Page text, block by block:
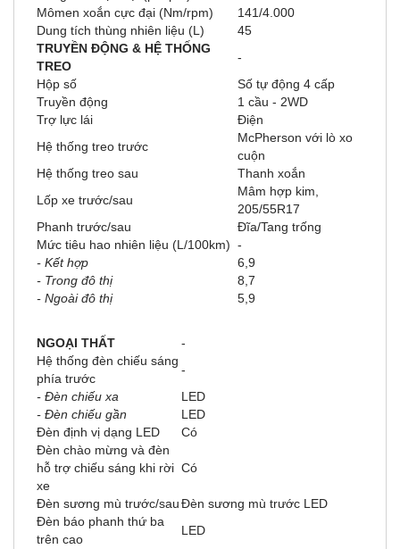
Mômen xoắn cực đại (Nm/rpm)
141/4.000
Dung tích thùng nhiên liệu (L)
45
TRUYỀN ĐỘNG & HỆ THỐNG
TREO
-
Hộp số
Số tự động 4 cấp
Truyền động
1 cầu - 2WD
Trợ lực lái
Điện
Hệ thống treo trước
McPherson với lò xo
cuộn
Hệ thống treo sau
Thanh xoắn
Lốp xe trước/sau
Mâm hợp kim,
205/55R17
Phanh trước/sau
Đĩa/Tang trống
Mức tiêu hao nhiên liệu (L/100km) -
- Kết hợp
6,9
- Trong đô thị
8,7
- Ngoài đô thị
5,9
NGOẠI THẤT
-
Hệ thống đèn chiếu sáng
phía trước
-
- Đèn chiếu xa
LED
- Đèn chiếu gần
LED
Đèn định vị dạng LED
Có
Đèn chào mừng và đèn
hỗ trợ chiếu sáng khi rời
xe
Có
Đèn sương mù trước/sauĐèn sương mù trước LED
Đèn báo phanh thứ ba
trên cao
LED